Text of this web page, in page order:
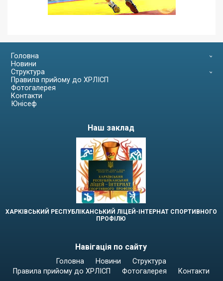
Головна
Новини
Структура
Правила прийому до ХРЛІСП
Фотогалерея
Контакти
Юнісеф
Наш заклад
ХАРКІВСЬКИЙ РЕСПУБЛІКАНСЬКИЙ ЛІЦЕЙ-ІНТЕРНАТ СПОРТИВНОГО
ПРОФІЛЮ
Навігація по сайту
Головна Новини
Структура
Правила прийому до ХРЛІСП
Фотогалерея Контакти